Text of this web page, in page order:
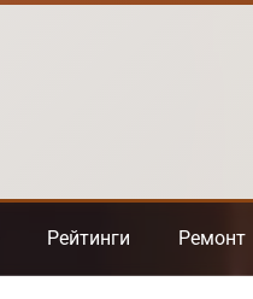
Рейтинги Ремонт